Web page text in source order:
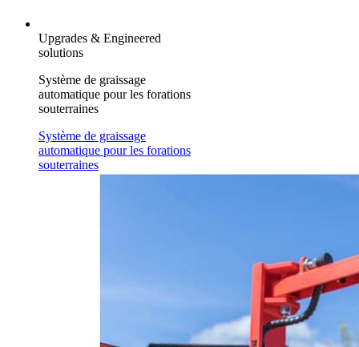
Upgrades & Engineered
solutions
Système de graissage
automatique pour les forations
souterraines
Système de graissage
automatique pour les forations
souterraines